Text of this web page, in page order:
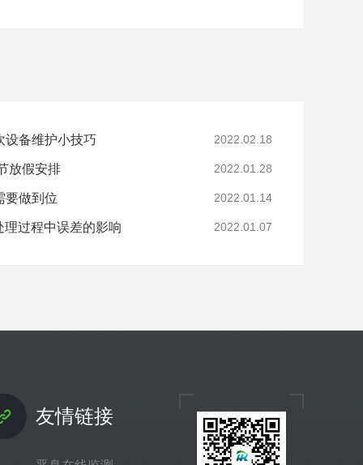
备维护小技巧 2022.02.18
放假安排 2022.01.28
要做到位 2022.01.14
过程中误差的影响 2022.01.07
友情链接